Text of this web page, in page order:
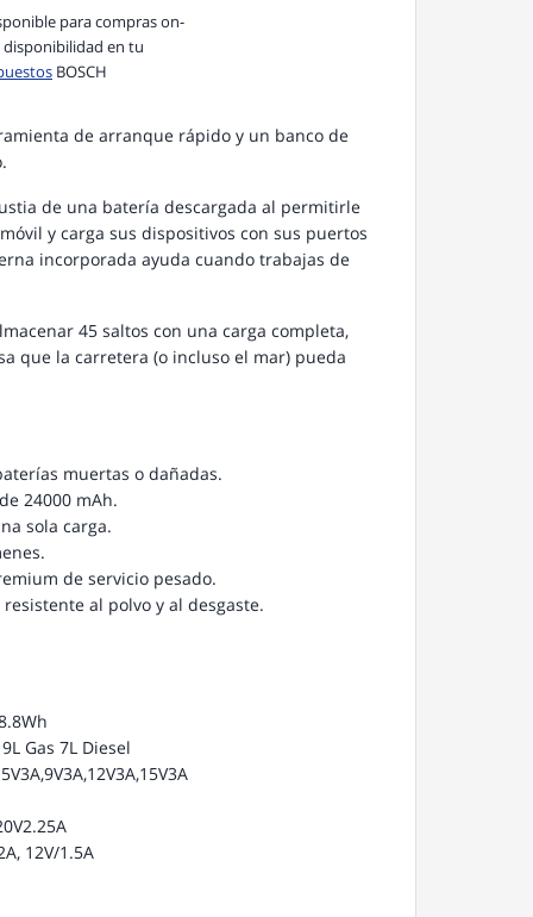
para compras on-
disponibilidad en tu
BOSCH
de arranque rápido y un banco de
de una batería descargada al permitirle
y carga sus dispositivos con sus puertos
incorporada ayuda cuando trabajas de
45 saltos con una carga completa,
que la carretera (o incluso el mar) pueda
muertas o dañadas.
24000 mAh.
sola carga.
de servicio pesado.
al polvo y al desgaste.
Gas 7L Diesel
12V/1.5A